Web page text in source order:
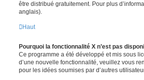
être distribué gratuitement. Pour plus
anglais).
Haut
Pourquoi la fonctionnalité X n’est pas
Ce programme a été développé et mis sous
d’une nouvelle fonctionnalité, veuillez vous
pour les idées soumises par d’autres